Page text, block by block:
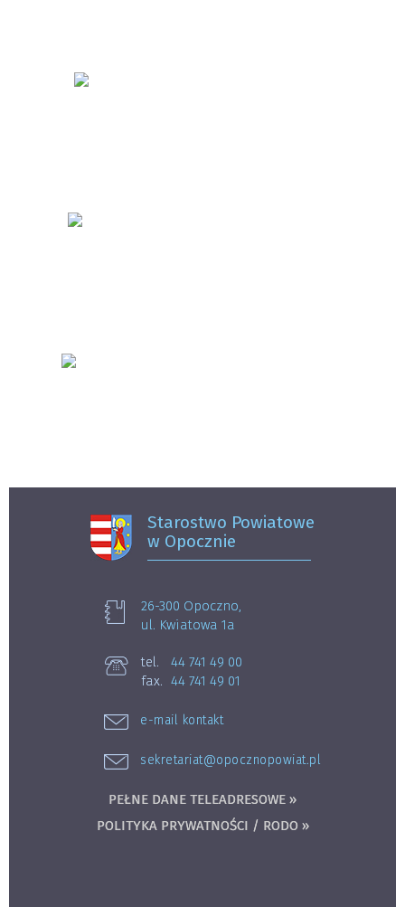
Starostwo Powiatowe
w Opocznie
26-300 Opoczno,
ul. Kwiatowa 1a
tel.
44 741 49 00
fax. 44 741 49 01
e-mail kontakt
sekretariat@opocznopowiat.pl
PEŁNE DANE TELEADRESOWE »
POLITYKA PRYWATNOŚCI / RODO »